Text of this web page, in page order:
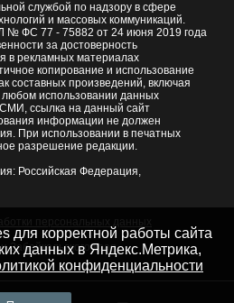
службой по надзору в сфере
и массовых коммуникаций.
№ ФС 77 - 75882 от 24 июня 2019 года
за достоверность
в рекламных материалах
копирование и использование
составных произведений, включая
использовании данных
ссылка на данный сайт
информации не должен
При использовании в печатных
разрешение редакции.
Российская Федерация,
Забайкальского края
для корректной работы сайта
данных в Яндекс.Метрика,
конфиденциальности